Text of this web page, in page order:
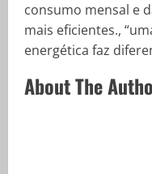
consumo mensal e
mais eficientes.,
energética faz
About The